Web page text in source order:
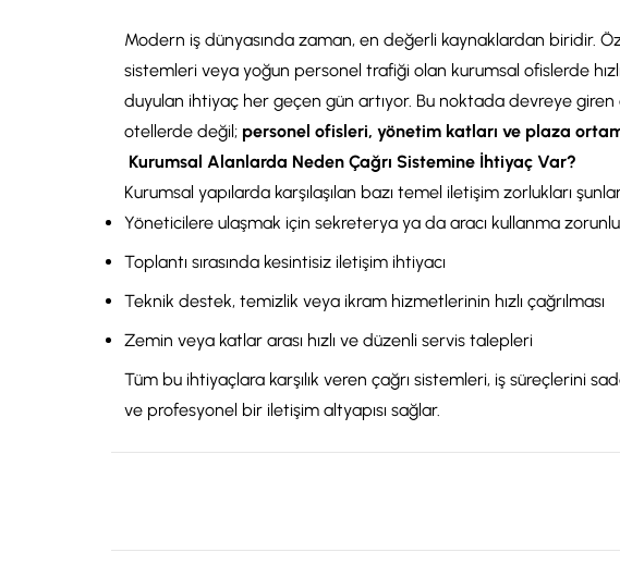
Modern iş dünyasında zaman, en değerli kaynaklardan biridir.
sistemleri veya yoğun personel trafiği olan kurumsal ofislerde
duyulan ihtiyaç her geçen gün artıyor. Bu noktada devreye giren
otellerde değil; personel ofisleri, yönetim katları ve plaza
Kurumsal Alanlarda Neden Çağrı Sistemine İhtiyaç Var?
Kurumsal yapılarda karşılaşılan bazı temel iletişim zorlukları
Yöneticilere ulaşmak için sekreterya ya da aracı kullanma
Toplantı sırasında kesintisiz iletişim ihtiyacı
Teknik destek, temizlik veya ikram hizmetlerinin hızlı çağrılması
Zemin veya katlar arası hızlı ve düzenli servis talepleri
Tüm bu ihtiyaçlara karşılık veren çağrı sistemleri, iş süreçlerini
ve profesyonel bir iletişim altyapısı sağlar.